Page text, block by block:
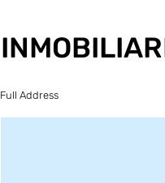
Full Address